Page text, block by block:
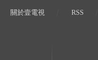
關於壹電視 RSS